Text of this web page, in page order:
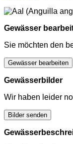
Gewässer
Sie möchten den
Gewässer bearbeiten
Gewässerbilder
Wir haben leider
Bilder senden